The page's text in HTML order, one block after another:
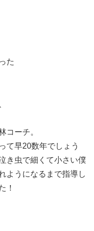
た
コーチ。
て早20数年でしょう
き虫で細くて小さい僕
ようになるまで指導し
！